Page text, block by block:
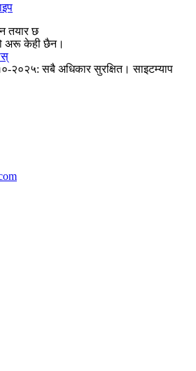
तयार छ
अरू केही छैन।
२०२५: सबै अधिकार सुरक्षित। साइटम्याप